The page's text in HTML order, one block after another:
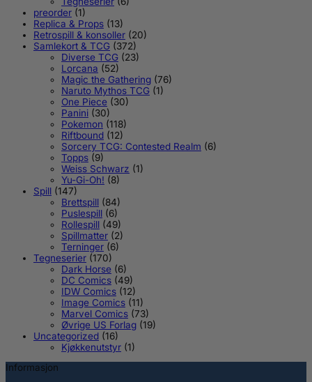
preorder (1)
Replica & Props (13)
Retrospill & konsoller (20)
Samlekort & TCG (372)
Diverse TCG (23)
Lorcana (52)
Magic the Gathering (76)
Naruto Mythos TCG (1)
One Piece (30)
Panini (30)
Pokemon (118)
Riftbound (12)
Sorcery TCG: Contested Realm (6)
Topps (9)
Weiss Schwarz (1)
Yu-Gi-Oh! (8)
Spill (147)
Brettspill (84)
Puslespill (6)
Rollespill (49)
Spillmatter (2)
Terninger (6)
Tegneserier (170)
Dark Horse (6)
DC Comics (49)
IDW Comics (12)
Image Comics (11)
Marvel Comics (73)
Øvrige US Forlag (19)
Uncategorized (16)
Kjøkkenutstyr (1)
Informasjon